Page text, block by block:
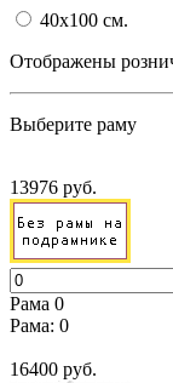
40x100 cм.
Отображены
Выберите раму
13976 руб.
Рама 0
Рама: 0
16400 руб.